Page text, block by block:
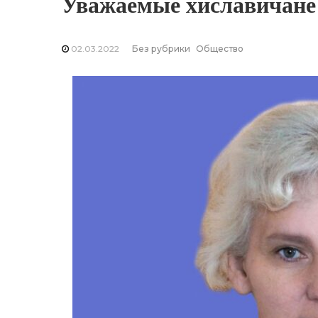
02.03.2022 Без рубрики Общество